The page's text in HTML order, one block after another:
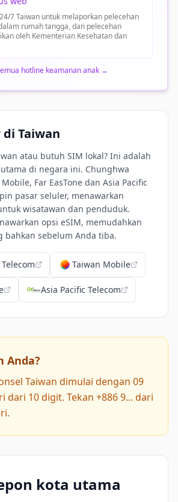
7 Taiwan untuk melaporkan pelecehan
rumah tangga, dan pelecehan
oleh Kementerian Kesehatan dan
hotline keamanan anak →
di Taiwan
atau butuh SIM lokal? Ini adalah
di negara ini. Chunghwa
Far EasTone dan Asia Pacific
pasar seluler, menawarkan
wisatawan dan penduduk.
opsi eSIM, memudahkan
bahkan sebelum Anda tiba.
Taiwan Mobile
Asia Pacific Telecom
Anda?
Taiwan dimulai dengan 09
dari 10 digit. Tekan +886 9... dari
kota utama